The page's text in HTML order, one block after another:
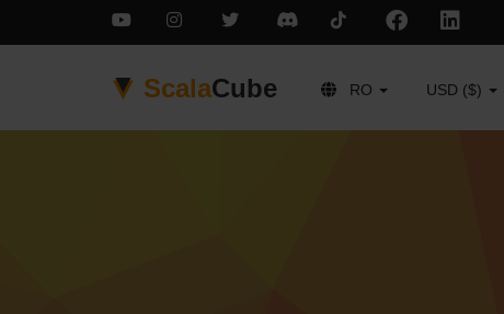
ScalaCube RO USD ($)